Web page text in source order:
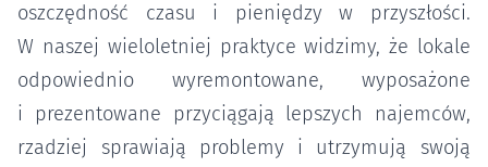
oszczędność czasu i pieniędzy w przyszłości.
W naszej wieloletniej praktyce widzimy, że lokale
odpowiednio wyremontowane, wyposażone
i prezentowane przyciągają lepszych najemców,
rzadziej sprawiają problemy i utrzymują swoją